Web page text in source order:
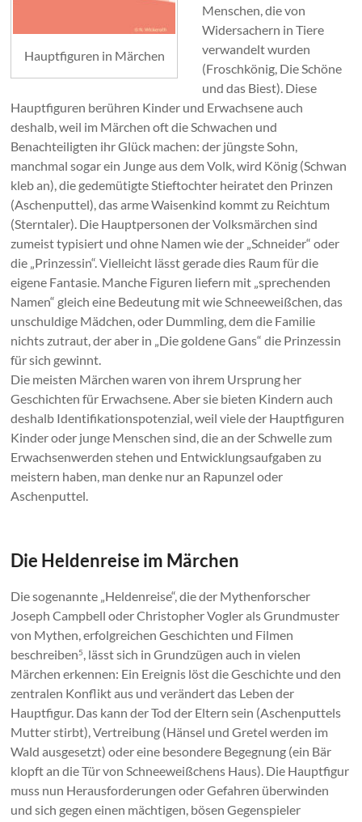
Hauptfiguren in Märchen
Menschen, die von
Widersachern in Tiere
verwandelt wurden
(Froschkönig, Die Schöne
und das Biest). Diese
Hauptfiguren berühren Kinder und Erwachsene auch
deshalb, weil im Märchen oft die Schwachen und
Benachteiligten ihr Glück machen: der jüngste Sohn,
manchmal sogar ein Junge aus dem Volk, wird König (Schwan
kleb an), die gedemütigte Stieftochter heiratet den Prinzen
(Aschenputtel), das arme Waisenkind kommt zu Reichtum
(Sterntaler). Die Hauptpersonen der Volksmärchen sind
zumeist typisiert und ohne Namen wie der „Schneider“ oder
die „Prinzessin“. Vielleicht lässt gerade dies Raum für die
eigene Fantasie. Manche Figuren liefern mit „sprechenden
Namen“ gleich eine Bedeutung mit wie Schneeweißchen, das
unschuldige Mädchen, oder Dummling, dem die Familie
nichts zutraut, der aber in „Die goldene Gans“ die Prinzessin
für sich gewinnt.
Die meisten Märchen waren von ihrem Ursprung her
Geschichten für Erwachsene. Aber sie bieten Kindern auch
deshalb Identifikationspotenzial, weil viele der Hauptfiguren
Kinder oder junge Menschen sind, die an der Schwelle zum
Erwachsenwerden stehen und Entwicklungsaufgaben zu
meistern haben, man denke nur an Rapunzel oder
Aschenputtel.
Die Heldenreise im Märchen
Die sogenannte „Heldenreise“, die der Mythenforscher
Joseph Campbell oder Christopher Vogler als Grundmuster
von Mythen, erfolgreichen Geschichten und Filmen
beschreiben5, lässt sich in Grundzügen auch in vielen
Märchen erkennen: Ein Ereignis löst die Geschichte und den
zentralen Konflikt aus und verändert das Leben der
Hauptfigur. Das kann der Tod der Eltern sein (Aschenputtels
Mutter stirbt), Vertreibung (Hänsel und Gretel werden im
Wald ausgesetzt) oder eine besondere Begegnung (ein Bär
klopft an die Tür von Schneeweißchens Haus). Die Hauptfigur
muss nun Herausforderungen oder Gefahren überwinden
und sich gegen einen mächtigen, bösen Gegenspieler